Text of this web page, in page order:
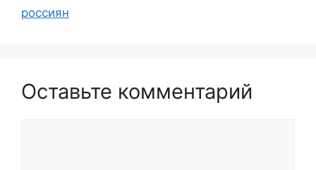
россиян
Оставьте комментарий